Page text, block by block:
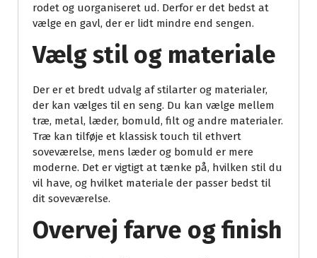
rodet og uorganiseret ud. Derfor er det bedst at
vælge en gavl, der er lidt mindre end sengen.
Vælg stil og materiale
Der er et bredt udvalg af stilarter og materialer,
der kan vælges til en seng. Du kan vælge mellem
træ, metal, læder, bomuld, filt og andre materialer.
Træ kan tilføje et klassisk touch til ethvert
soveværelse, mens læder og bomuld er mere
moderne. Det er vigtigt at tænke på, hvilken stil du
vil have, og hvilket materiale der passer bedst til
dit soveværelse.
Overvej farve og finish